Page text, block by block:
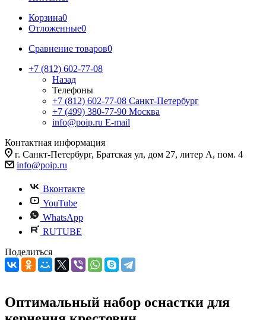
Корзина0
Отложенные0
Сравнение товаров0
+7 (812) 602-77-08
Назад
Телефоны
+7 (812) 602-77-08 Санкт-Петербург
+7 (499) 380-77-90 Москва
info@poip.ru E-mail
Контактная информация
г. Санкт-Петербург, Братская ул, дом 27, литер А, пом. 4
info@poip.ru
Вконтакте
YouTube
WhatsApp
RUTUBE
Поделиться
Оптимальный набор оснастки для